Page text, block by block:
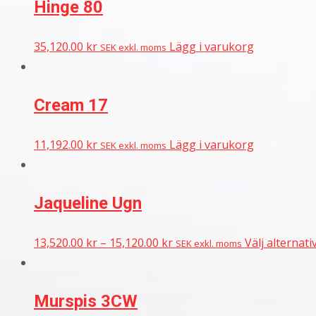
Hinge 80
35,120.00 kr SEK exkl. moms Lägg i varukorg
Cream 17
11,192.00 kr SEK exkl. moms Lägg i varukorg
Jaqueline Ugn
13,520.00 kr – 15,120.00 kr SEK exkl. moms Välj
Murspis 3CW